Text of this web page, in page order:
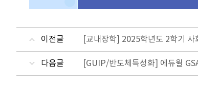
이전글 [교내장학] 2025학년도 2학기 사
다음글 [GUIP/반도체특성화] 에듀윌